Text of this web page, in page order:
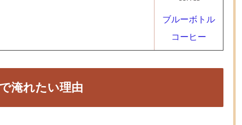
ブルーボトル
コーヒー
淹れたい理由